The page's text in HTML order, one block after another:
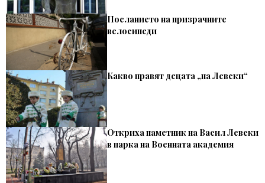
Посланието на призрачните
велосипеди
Какво правят децата „на Левски“
Откриха паметник на Васил Левски
в парка на Военната академия